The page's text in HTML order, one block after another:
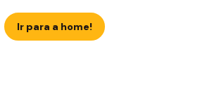
Ir para a home!